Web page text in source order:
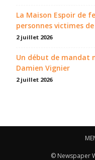
La Maison Espoir de
personnes victimes
2 juillet 2026
Un début de
Damien Vignier
2 juillet 2026
© Newspaper